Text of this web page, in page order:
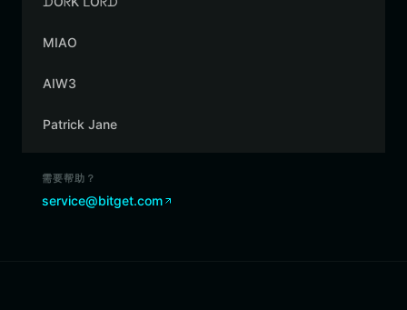
MIAO
AIW3
Patrick Jane
需要帮助？
service@bitget.com